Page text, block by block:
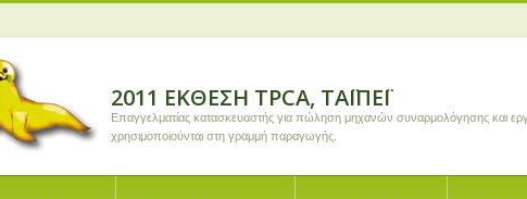
2011 ΈΚΘΕΣΗ TPCA, ΤΑΪΠΈΙ
Επαγγελματίας κατασκευαστής για πώληση μηχανών συναρμολόγησης και
χρησιμοποιούνται στη γραμμή παραγωγής.